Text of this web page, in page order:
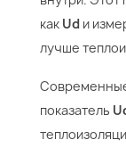
как Ud и
лучше
показатель